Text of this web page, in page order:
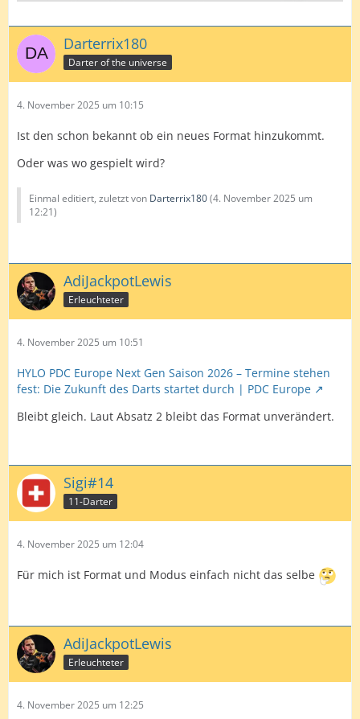
Darterrix180
Darter of the universe
4. November 2025 um 10:15
Ist den schon bekannt ob ein neues Format hinzukommt.
Oder was wo gespielt wird?
Einmal editiert, zuletzt von Darterrix180(4. November 2025 um
12:21)
AdiJackpotLewis
Erleuchteter
4. November 2025 um 10:51
HYLO PDC Europe Next Gen Saison 2026 – Termine stehen
fest: Die Zukunft des Darts startet durch | PDC Europe
Bleibt gleich. Laut Absatz 2 bleibt das Format unverändert.
Sigi#14
11-Darter
4. November 2025 um 12:04
Für mich ist Format und Modus einfach nicht das selbe
AdiJackpotLewis
Erleuchteter
4. November 2025 um 12:25